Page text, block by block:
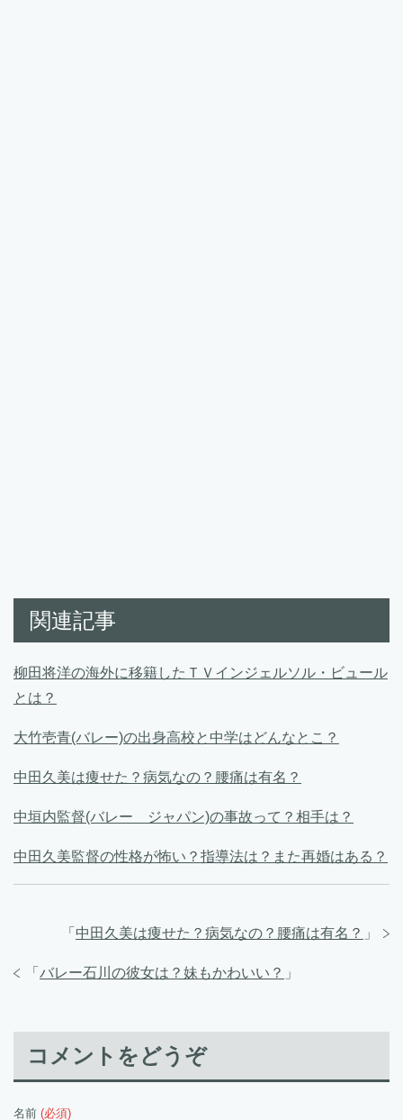
関連記事
柳田将洋の海外に移籍したＴＶインジェルソル・ビュール
とは？
大竹壱青(バレー)の出身高校と中学はどんなとこ？
中田久美は痩せた？病気なの？腰痛は有名？
中垣内監督(バレー ジャパン)の事故って？相手は？
中田久美監督の性格が怖い？指導法は？また再婚はある？
「 中田久美は痩せた？病気なの？腰痛は有名？ 」
「 バレー石川の彼女は？妹もかわいい？ 」
コメントをどうぞ
名前 (必須)